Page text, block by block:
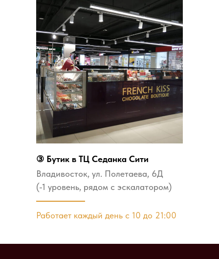
③ Бутик в ТЦ Седанка Сити
Владивосток, ул. Полетаева, 6Д
(-1 уровень, рядом с эскалатором)
Работает каждый день с 10 до 21:00